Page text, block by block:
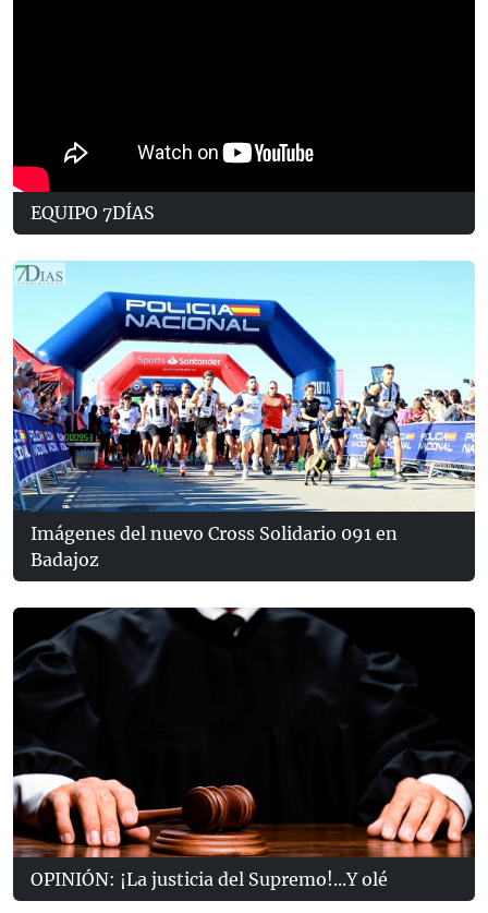
EQUIPO 7DÍAS
Imágenes del nuevo Cross Solidario 091 en
Badajoz
OPINIÓN: ¡La justicia del Supremo!...Y olé